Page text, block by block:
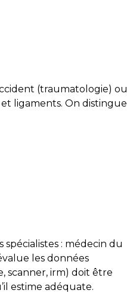
(traumatologie) ou
et ligaments. On distingue
: médecin du
les données
scanner, irm) doit être
estime adéquate.